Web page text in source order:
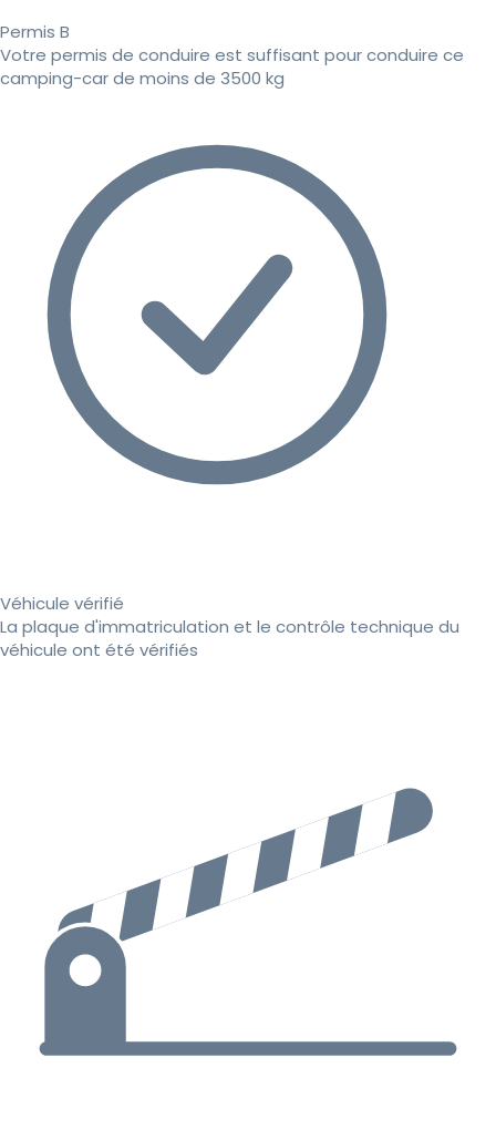
Permis B
Votre permis de conduire est suffisant pour conduire ce
camping-car de moins de 3500 kg
Véhicule vérifié
La plaque d'immatriculation et le contrôle technique du
véhicule ont été vérifiés